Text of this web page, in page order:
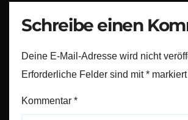
Schreibe einen
Deine E-Mail-Adresse wird nicht
Erforderliche Felder sind mit* markiert
Kommentar *